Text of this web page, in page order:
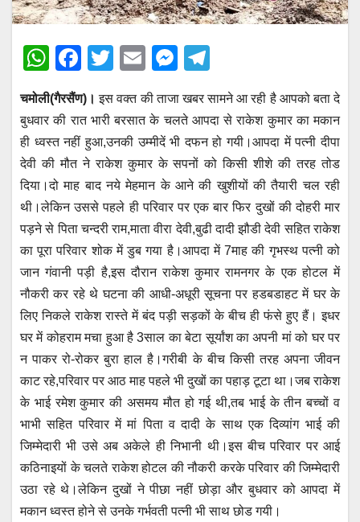
W
h
at
s
A
p
p
F
c
e
b
o
o
k
T
tt
er
E
m
ail
M
ss
e
n
g
er
el
e
gr
a
m
चमोली(गैरसैंण)। इस वक्त की ताजा खबर सामने आ रही है आपको बता दे
बुधवार की रात भारी बरसात के चलते आपदा से राकेश कुमार का मकान
ही ध्वस्त नहीं हुआ,उनकी उम्मीदें भी दफन हो गयी।आपदा में पत्नी दीपा
देवी की मौत ने राकेश कुमार के सपनों को किसी शीशे की तरह तोड
दिया।दो माह बाद नये मेहमान के आने की खुशीयों की तैयारी चल रही
थी।लेकिन उससे पहले ही परिवार पर एक बार फिर दुखों की दोहरी मार
पड़ने से पिता चन्दरी राम,माता वीरा देवी,बुढी दादी झौडी देवी सहित राकेश
का पूरा परिवार शोक में डुब गया है।आपदा में 7माह की गृभस्थ पत्नी को
जान गंवानी पड़ी है,इस दौरान राकेश कुमार रामनगर के एक होटल में
नौकरी कर रहे थे घटना की आधी-अधूरी सूचना पर हडबडाहट में घर के
लिए निकले राकेश रास्ते में बंद पड़ी सड़कों के बीच ही फंसे हुए हैं। इधर
घर में कोहराम मचा हुआ है 3साल का बेटा सूर्यांश का अपनी मां को घर पर
न पाकर रो-रोकर बुरा हाल है।गरीबी के बीच किसी तरह अपना जीवन
काट रहे,परिवार पर आठ माह पहले भी दुखों का पहाड़ टूटा था।जब राकेश
के भाई रमेश कुमार की असमय मौत हो गई थी,तब भाई के तीन बच्चों व
भाभी सहित परिवार में मां पिता व दादी के साथ एक दिव्यांग भाई की
जिम्मेदारी भी उसे अब अकेले ही निभानी थी।इस बीच परिवार पर आई
कठिनाइयों के चलते राकेश होटल की नौकरी करके परिवार की जिम्मेदारी
उठा रहे थे।लेकिन दुखों ने पीछा नहीं छोड़ा और बुधवार को आपदा में
मकान ध्वस्त होने से उनके गर्भवती पत्नी भी साथ छोड गयी।